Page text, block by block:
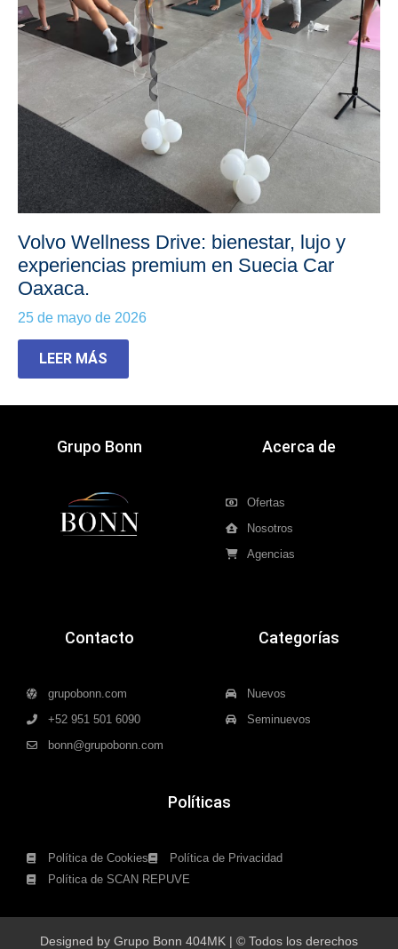
Volvo Wellness Drive: bienestar, lujo y
experiencias premium en Suecia Car
Oaxaca.
25 de mayo de 2026
LEER MÁS
Grupo Bonn Acerca de
Ofertas
Nosotros
Agencias
Contacto
grupobonn.com
+52 951 501 6090
bonn@grupobonn.com
Categorías
Nuevos
Seminuevos
Políticas
Política de Cookies
Política de Privacidad
Política de SCAN REPUVE
Designed by Grupo Bonn 404MK | © Todos los derechos